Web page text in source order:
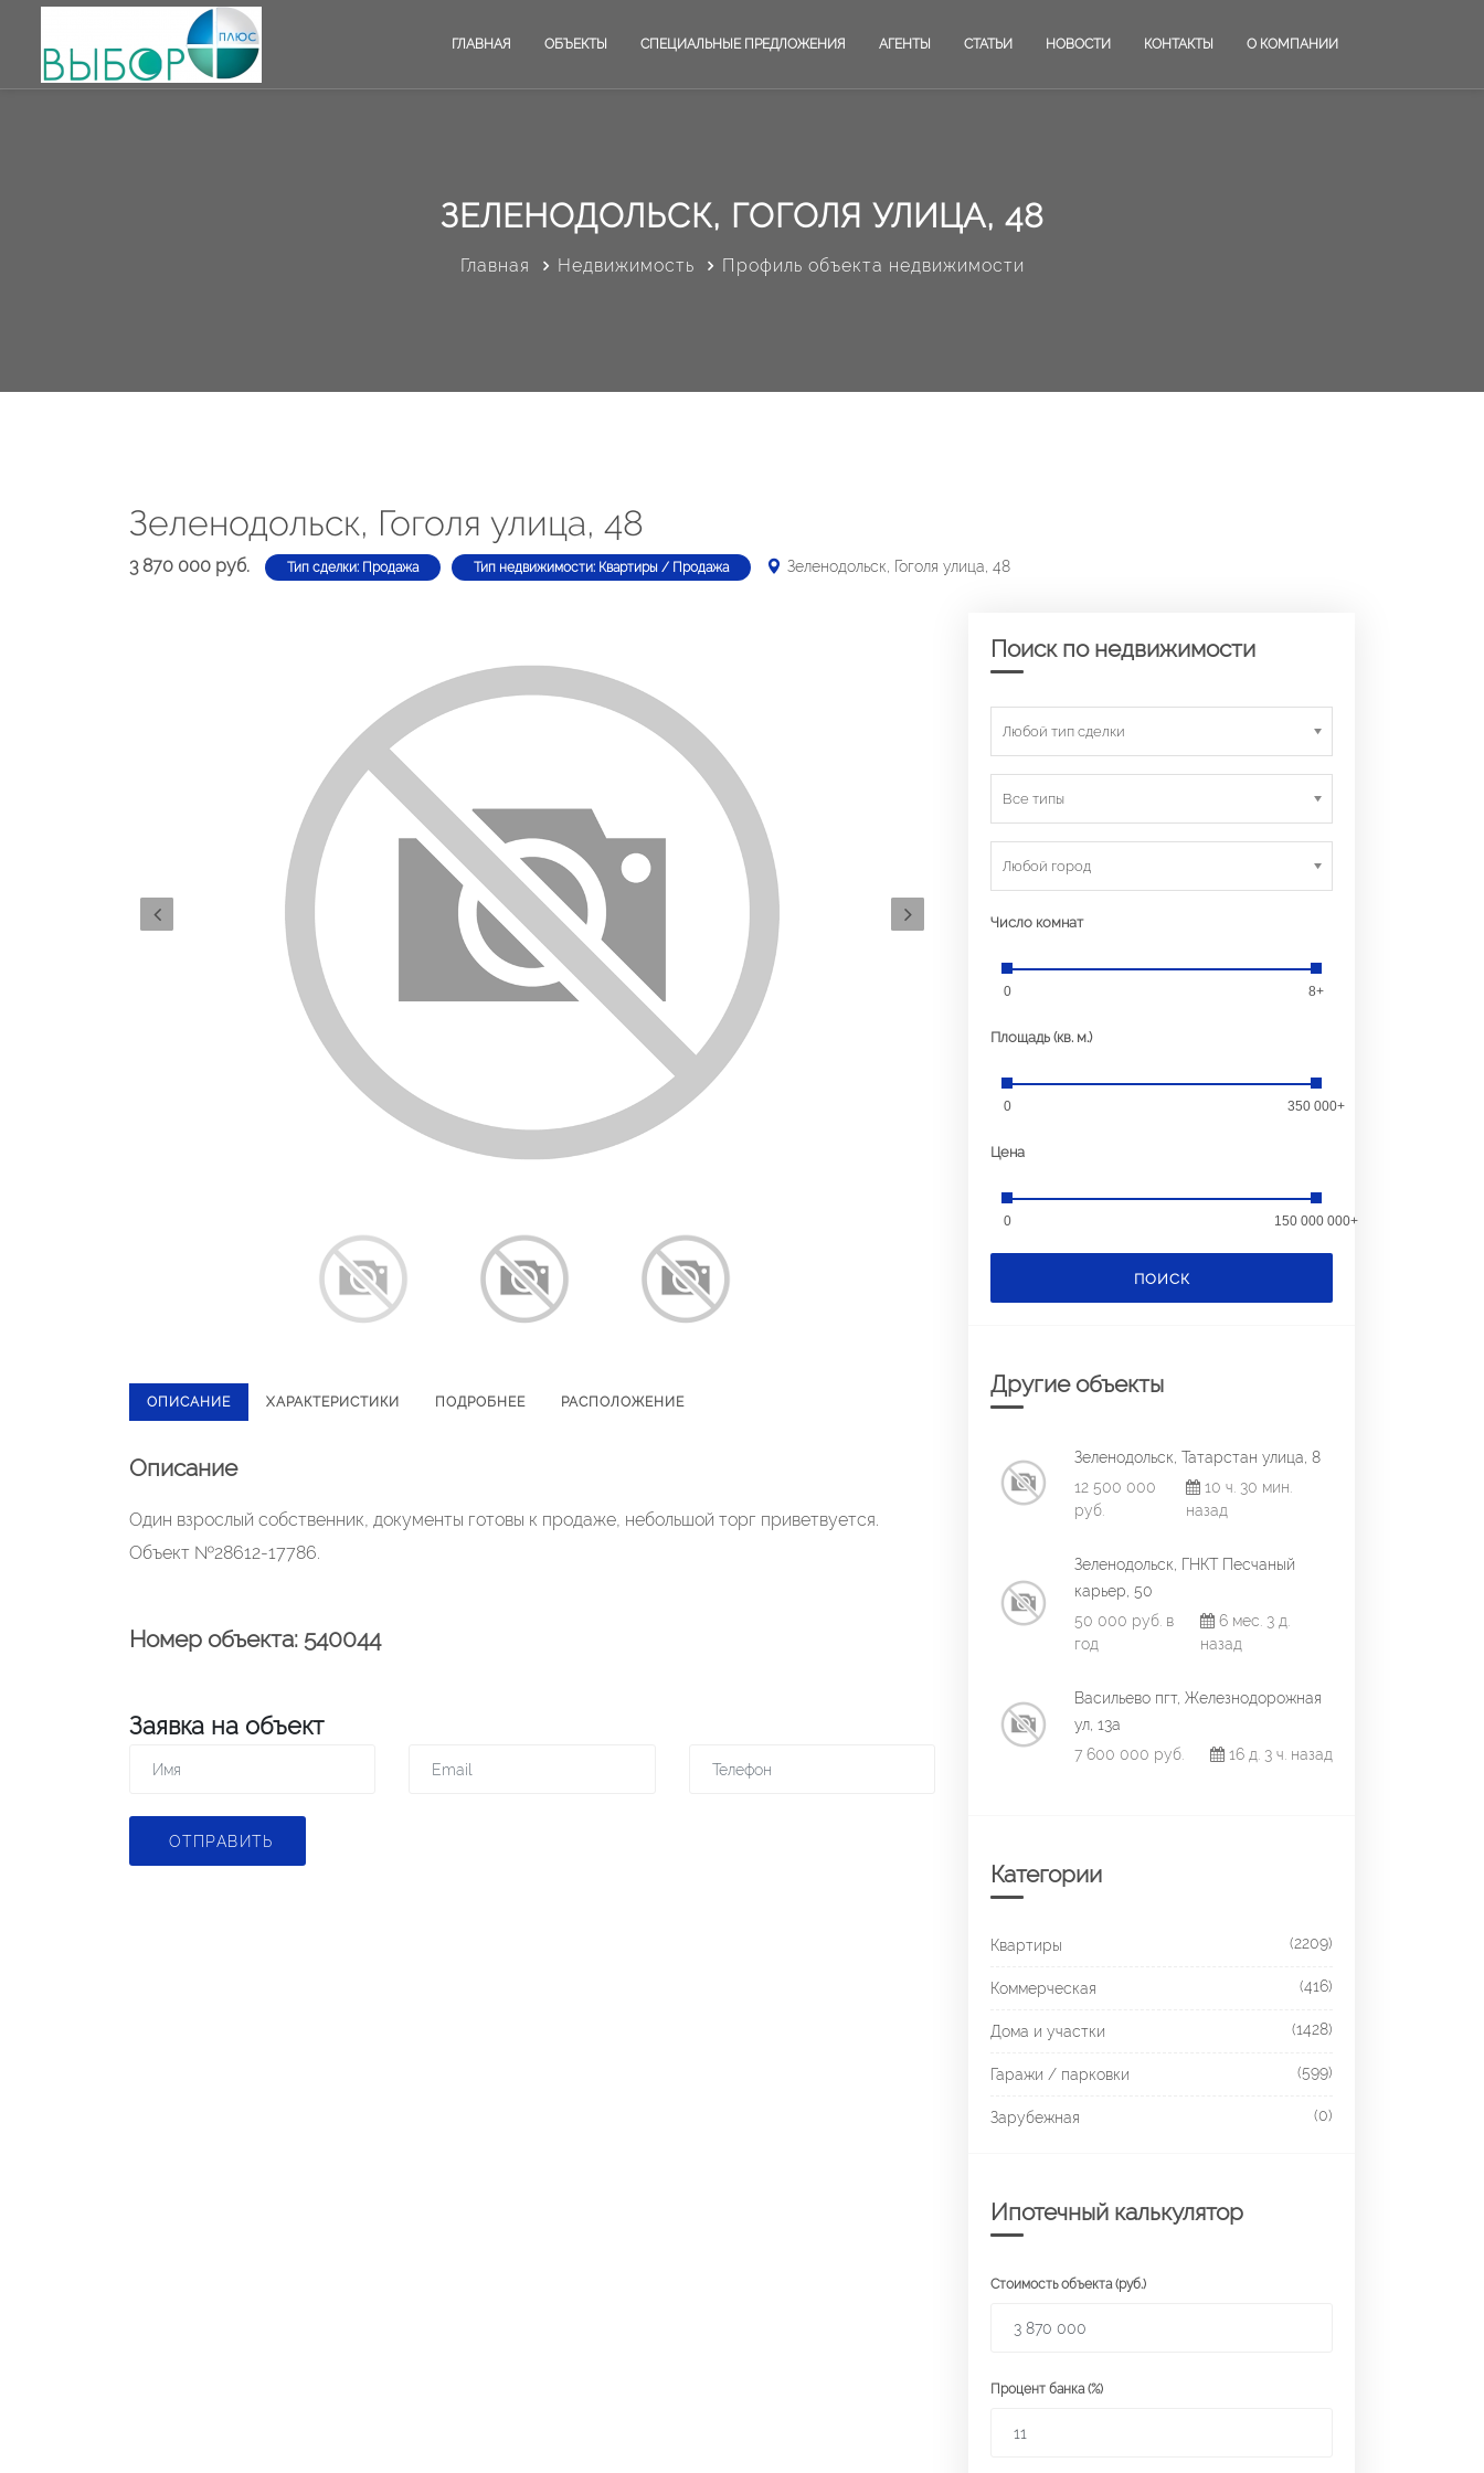
ГЛАВНАЯ ОБЪЕКТЫ СПЕЦИАЛЬНЫЕ ПРЕДЛОЖЕНИЯ АГЕНТЫ СТАТЬИ НОВОСТИ КОНТАКТЫ О КОМПАНИИ
ЗЕЛЕНОДОЛЬСК, ГОГОЛЯ УЛИЦА, 48
Главная Недвижимость Профиль объекта недвижимости
Зеленодольск, Гоголя улица, 48
3 870 000 руб. Тип сделки: Продажа Тип недвижимости: Квартиры / Продажа Зеленодольск, Гоголя улица, 48
ОПИСАНИЕ ХАРАКТЕРИСТИКИ ПОДРОБНЕЕ РАСПОЛОЖЕНИЕ
Описание
Один взрослый собственник, документы готовы к продаже, небольшой торг приветвуется.
Объект №28612-17786.
Номер объекта: 540044
Заявка на объект
ОТПРАВИТЬ
Поиск по недвижимости
Любой тип сделки
Все типы
Любой город
Число комнат
0 8+
Площадь (кв. м.)
0 350 000+
Цена
0 150 000 000+
ПОИСК
Другие объекты
Зеленодольск, Татарстан улица, 8
12 500 000
руб.
10 ч. 30 мин.
назад
Зеленодольск, ГНКТ Песчаный
карьер, 50
50 000 руб. в
год
6 мес. 3 д.
назад
Васильево пгт, Железнодорожная
ул, 13а
7 600 000 руб.
16 д. 3 ч. назад
Категории
Квартиры (2209)
Коммерческая (416)
Дома и участки (1428)
Гаражи / парковки (599)
Зарубежная (0)
Ипотечный калькулятор
Стоимость объекта (руб.)
Процент банка (%)